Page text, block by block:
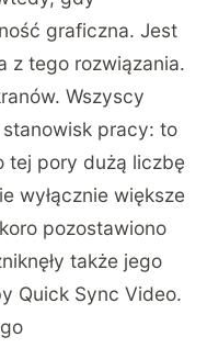
graficzna. Jest
z tego rozwiązania.
Wszyscy
pracy: to
tej pory dużą liczbę
wyłącznie większe
pozostawiono
także jego
Quick Sync Video.